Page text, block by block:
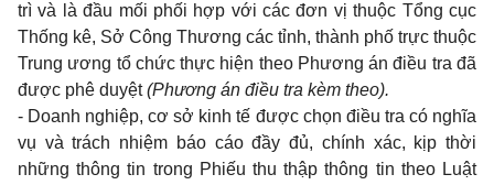
trì và là đầu mối phối hợp với các đơn vị thuộc Tổng cục
Thống kê, Sở Công Thương các tỉnh, thành phố trực thuộc
Trung ương tổ chức thực hiện theo Phương án điều tra đã
được phê duyệt(Phương án điều tra kèm theo).
- Doanh nghiệp, cơ sở kinh tế được chọn điều tra có nghĩa
vụ và trách nhiệm báo cáo đầy đủ, chính xác, kịp thời
những thông tin trong Phiếu thu thập thông tin theo Luật